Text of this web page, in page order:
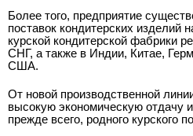
Более того, предприятие
поставок кондитерских изделий
курской кондитерской фабрики
СНГ, а также в Индии, Китае,
США.
От новой производственной
высокую экономическую отдачу
прежде всего, родного курского